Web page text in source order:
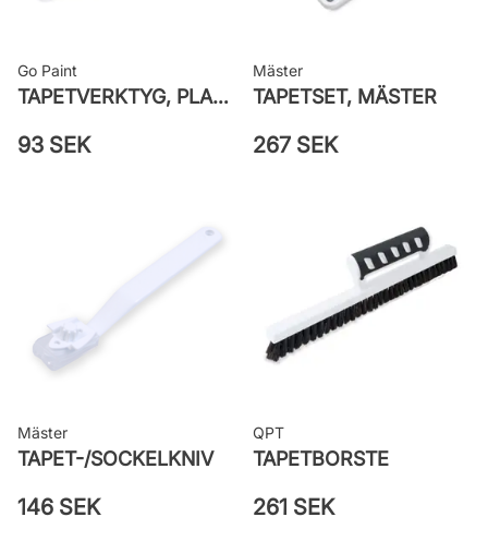
Go Paint
TAPETVERKTYG, PLAST GO PAINT
93 SEK
Mäster
TAPETSET, MÄSTER
267 SEK
Mäster
TAPET-/SOCKELKNIV
146 SEK
QPT
TAPETBORSTE
261 SEK